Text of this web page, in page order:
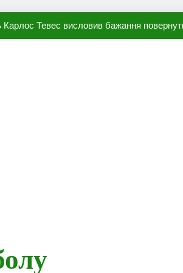
Карлос Тевес висловив бажання